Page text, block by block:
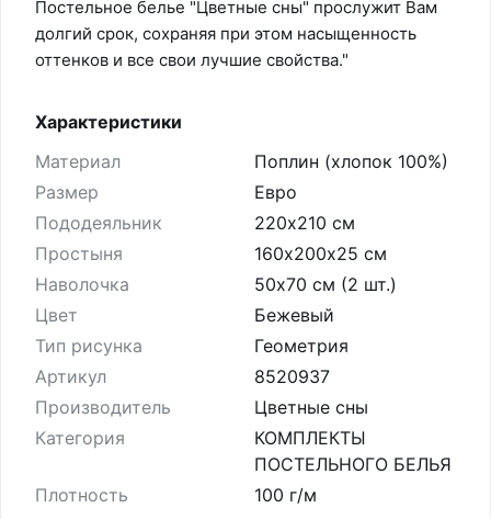
Постельное белье "Цветные сны" прослужит Вам
долгий срок, сохраняя при этом насыщенность
оттенков и все свои лучшие свойства."
Характеристики
Материал
Поплин (хлопок 100%)
Размер
Евро
Пододеяльник
220х210 см
Простыня
160х200х25 см
Наволочка
50х70 см (2 шт.)
Цвет
Бежевый
Тип рисунка
Геометрия
Артикул
8520937
Производитель
Цветные сны
Категория
КОМПЛЕКТЫ
ПОСТЕЛЬНОГО БЕЛЬЯ
Плотность
100 г/м